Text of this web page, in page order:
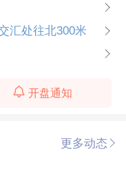
汇处往北300米
开盘通知
更多动态